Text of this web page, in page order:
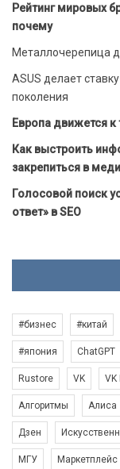
Рейтинг мировых
почему
Металлочерепица
ASUS делает
поколения
Европа движется к
Как выстроить
закрепиться в
Голосовой поиск
ответ» в SEO
#бизнес #китай
#япония ChatGPT
Rustore VK VK
Алгоритмы Алиса
Дзен
МГУ Маркетплейс